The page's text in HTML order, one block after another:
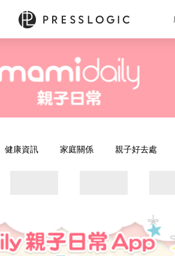
健康資訊 家庭關係 親子好去處